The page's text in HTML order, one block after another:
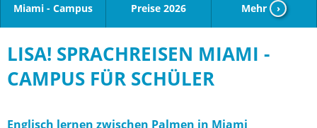
Miami - Campus Preise 2026 Mehr ›
LISA! SPRACHREISEN MIAMI -
CAMPUS FÜR SCHÜLER
Englisch lernen zwischen Palmen in Miami